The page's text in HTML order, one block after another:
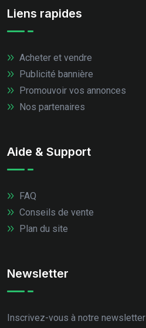
Liens rapides
Acheter et vendre
Publicité bannière
Promouvoir vos annonces
Nos partenaires
Aide & Support
FAQ
Conseils de vente
Plan du site
Newsletter
Inscrivez-vous à notre newsletter